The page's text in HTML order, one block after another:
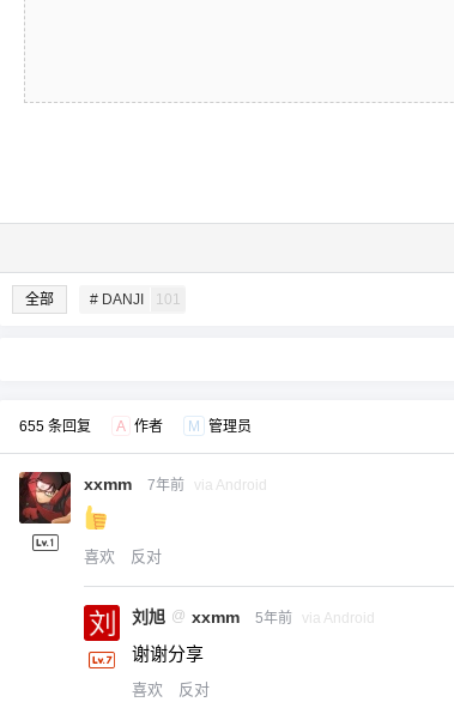
全部 # DANJI 101
655 条回复 A 作者 M 管理员
xxmm 7年前 via Android
喜欢 反对
刘旭 @ xxmm 5年前 via Android
谢谢分享
喜欢 反对